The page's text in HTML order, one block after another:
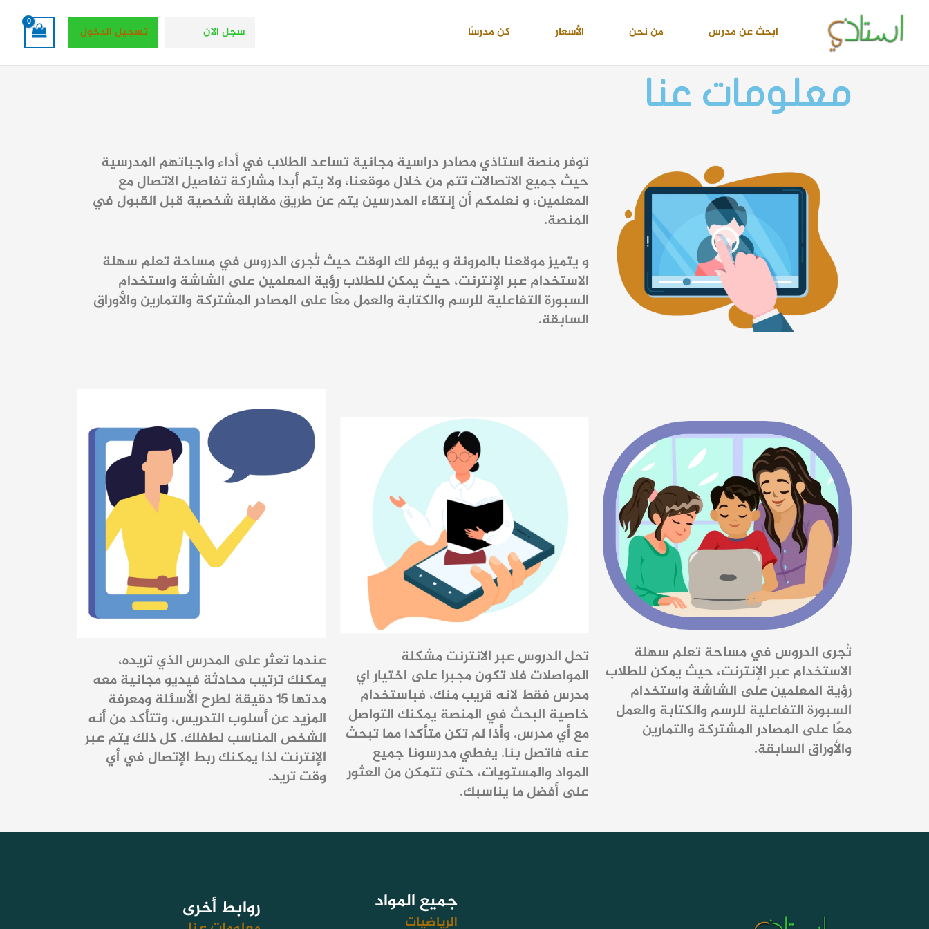
تخطي
المحتوى
ابحث عن مدرس من نحن الأسعار كن مدرسًا سجل الان تسجيل الدخول
معلومات عنا
توفر منصة استاذي مصادر دراسية مجانية تساعد الطلاب في أداء واجباتهم المدرسية
حيث جميع الاتصالات تتم من خلال موقعنا، ولا يتم أبدا مشاركة تفاصيل الاتصال مع
المعلمين، و نعلمكم أن إنتقاء المدرسين يتم عن طريق مقابلة شخصية قبل القبول في
المنصة.
و يتميز موقعنا بالمرونة و يوفر لك الوقت حيث تُجرى الدروس في مساحة تعلم سهلة
الاستخدام عبر الإنترنت، حيث يمكن للطلاب رؤية المعلمين على الشاشة واستخدام
السبورة التفاعلية للرسم والكتابة والعمل معًا على المصادر المشتركة والتمارين والأوراق
السابقة.
تُجرى الدروس في مساحة تعلم سهلة
الاستخدام عبر الإنترنت، حيث يمكن للطلاب
رؤية المعلمين على الشاشة واستخدام
السبورة التفاعلية للرسم والكتابة والعمل
معًا على المصادر المشتركة والتمارين
والأوراق السابقة.
تحل الدروس عبر الانترنت مشكلة
المواصلات فلا تكون مجبرا على اختيار اي
مدرس فقط لانه قريب منك، فباستخدام
خاصية البحث في المنصة يمكنك التواصل
مع أي مدرس. وأذا لم تكن متأكدا مما تبحث
عنه فاتصل بنا. يغطي مدرسونا جميع
المواد والمستويات، حتى تتمكن من العثور
على أفضل ما يناسبك.
عندما تعثر على المدرس الذي تريده،
يمكنك ترتيب محادثة فيديو مجانية معه
مدتها ١٥ دقيقة لطرح الأسئلة ومعرفة
المزيد عن أسلوب التدريس، وتتأكد من أنه
الشخص المناسب لطفلك. كل ذلك يتم عبر
الإنترنت لذا يمكنك ربط الإتصال في أي
وقت تريد.
جميع المواد
الرياضيات
روابط أخرى